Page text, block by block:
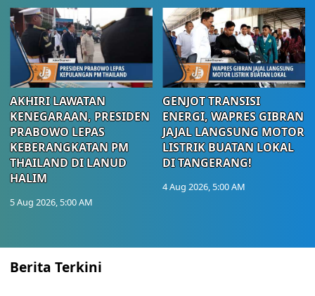
AKHIRI LAWATAN
KENEGARAAN, PRESIDEN
PRABOWO LEPAS
KEBERANGKATAN PM
THAILAND DI LANUD
HALIM
5 Aug 2026, 5:00 AM
GENJOT TRANSISI
ENERGI, WAPRES GIBRAN
JAJAL LANGSUNG MOTOR
LISTRIK BUATAN LOKAL
DI TANGERANG!
4 Aug 2026, 5:00 AM
Berita Terkini